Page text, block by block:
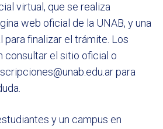
virtual, que se realiza
web oficial de la UNAB, y una
para finalizar el trámite. Los
consultar el sitio oficial o
para
y un campus en